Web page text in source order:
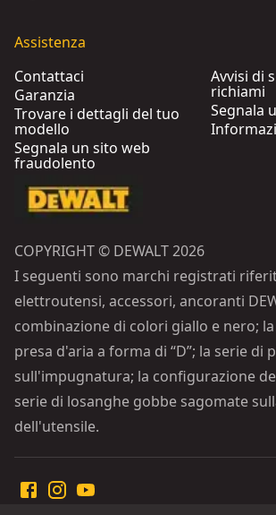
Assistenza
Contattaci
Garanzia
Trovare i dettagli del tuo
modello
Segnala un sito web
fraudolento
Avvisi di
richiami
Segnala
COPYRIGHT © DEWALT 2026
I seguenti sono marchi registrati
elettroutensi, accessori, ancoranti
combinazione di colori giallo e nero;
presa d'aria a forma di “D”; la serie di
sull'impugnatura; la configurazione
serie di losanghe gobbe sagomate
dell'utensile.